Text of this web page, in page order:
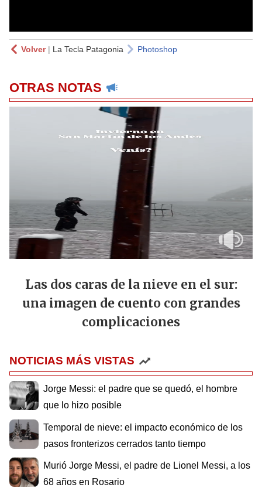
Volver| La Tecla Patagonia Photoshop
OTRAS NOTAS
Las dos caras de la nieve en el sur:
una imagen de cuento con grandes
complicaciones
NOTICIAS MÁS VISTAS
Jorge Messi: el padre que se quedó, el hombre
que lo hizo posible
Temporal de nieve: el impacto económico de los
pasos fronterizos cerrados tanto tiempo
Murió Jorge Messi, el padre de Lionel Messi, a los
68 años en Rosario